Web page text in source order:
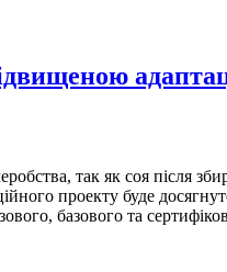
так як соя після
проекту буде
базового та